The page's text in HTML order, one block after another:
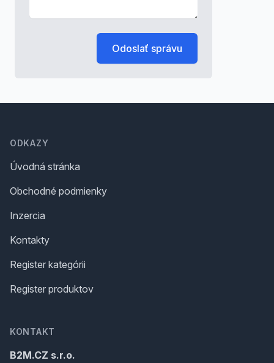
Odoslať správu
ODKAZY
Úvodná stránka
Obchodné podmienky
Inzercia
Kontakty
Register kategórii
Register produktov
KONTAKT
B2M.CZ s.r.o.